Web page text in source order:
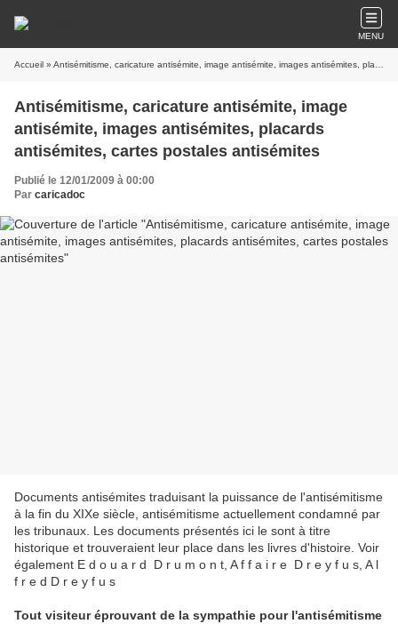
MENU
Accueil » Antisémitisme, caricature antisémite, image antisémite, images antisémites, placards antisémites, cartes postales antisémites
Antisémitisme, caricature antisémite, image
antisémite, images antisémites, placards
antisémites, cartes postales antisémites
Publié le 12/01/2009 à 00:00
Par caricadoc
Documents antisémites traduisant la puissance de l'antisémitisme
à la fin du XIXe siècle, antisémitisme actuellement condamné par
les tribunaux. Les documents présentés ici le sont à titre
historique et trouveraient leur place dans les livres d'histoire. Voir
également E d o u a r d D r u m o n t, A f f a i r e D r e y f u s, A l
f r e d D r e y f u s
Tout visiteur éprouvant de la sympathie pour l'antisémitisme